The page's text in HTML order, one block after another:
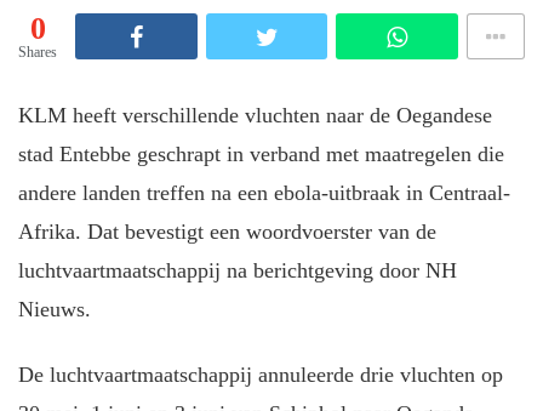
0
Shares
KLM heeft verschillende vluchten naar de Oegandese
stad Entebbe geschrapt in verband met maatregelen die
andere landen treffen na een ebola-uitbraak in Centraal-
Afrika. Dat bevestigt een woordvoerster van de
luchtvaartmaatschappij na berichtgeving door NH
Nieuws.
De luchtvaartmaatschappij annuleerde drie vluchten op